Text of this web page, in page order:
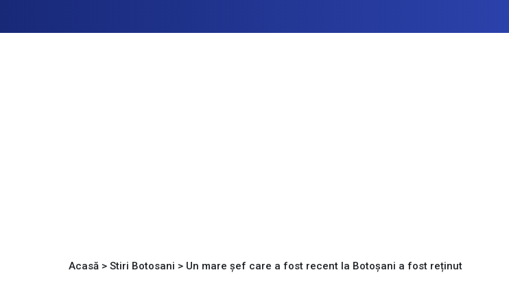
Acasă > Stiri Botosani > Un mare șef care a fost recent la Botoșani a fost reținut